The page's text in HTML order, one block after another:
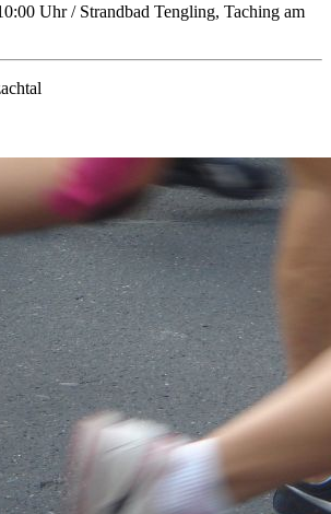
Uhr / Strandbad Tengling, Taching am